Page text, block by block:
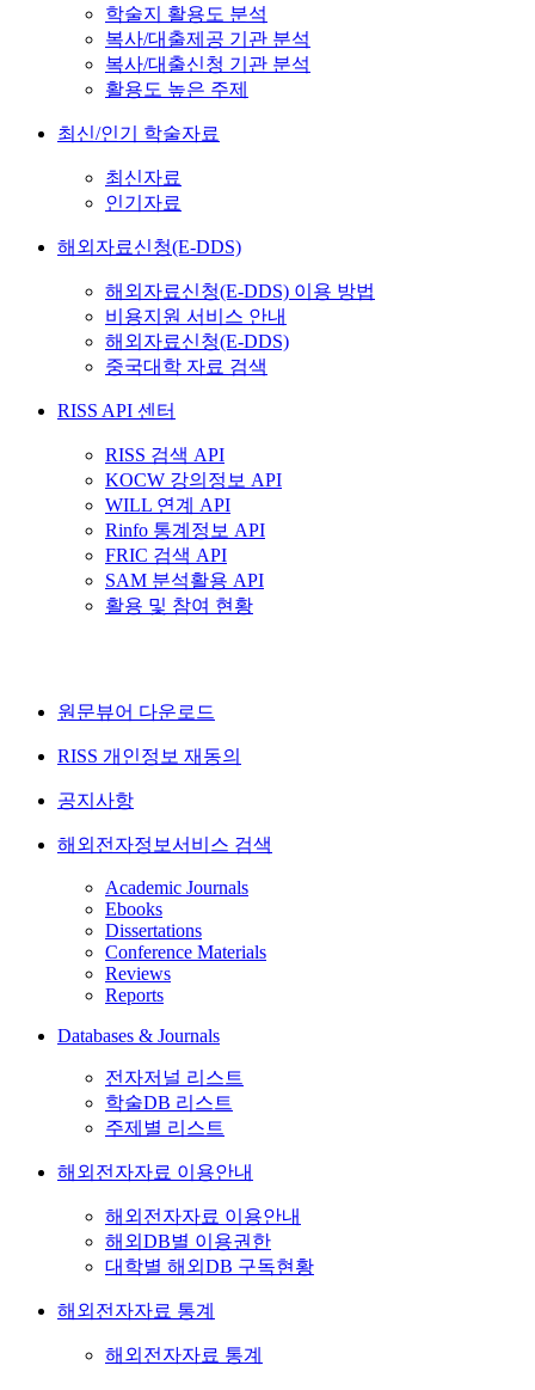
학술지 활용도 분석
복사/대출제공 기관 분석
복사/대출신청 기관 분석
활용도 높은 주제
최신/인기 학술자료
최신자료
인기자료
해외자료신청(E-DDS)
해외자료신청(E-DDS) 이용 방법
비용지원 서비스 안내
해외자료신청(E-DDS)
중국대학 자료 검색
RISS API 센터
RISS 검색 API
KOCW 강의정보 API
WILL 연계 API
Rinfo 통계정보 API
FRIC 검색 API
SAM 분석활용 API
활용 및 참여 현황
원문뷰어 다운로드
RISS 개인정보 재동의
공지사항
해외전자정보서비스 검색
Academic Journals
Ebooks
Dissertations
Conference Materials
Reviews
Reports
Databases & Journals
전자저널 리스트
학술DB 리스트
주제별 리스트
해외전자자료 이용안내
해외전자자료 이용안내
해외DB별 이용권한
대학별 해외DB 구독현황
해외전자자료 통계
해외전자자료 통계